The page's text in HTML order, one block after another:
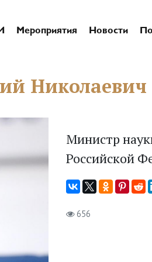
Мероприятия Новости
Николаевич
Министр
Российской
656